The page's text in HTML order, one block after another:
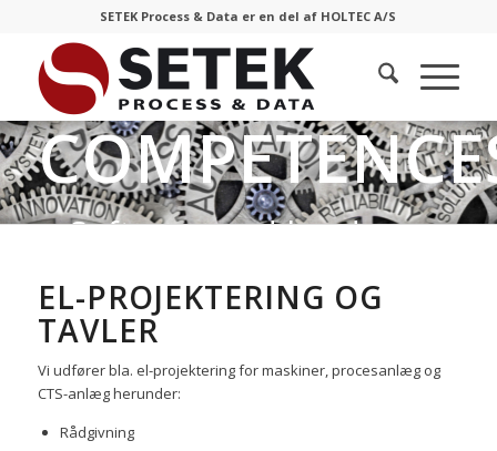
SETEK Process & Data er en del af HOLTEC A/S
Software and hardware we
primarily work with
EL-PROJEKTERING OG
TAVLER
Vi udfører bla. el-projektering for maskiner, procesanlæg og
CTS-anlæg herunder:
Rådgivning